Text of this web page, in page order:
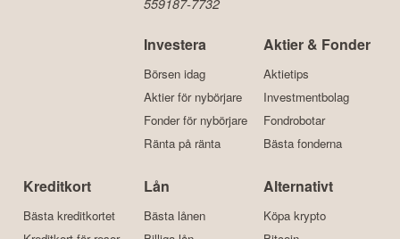
559187-7732
Investera
Börsen idag
Aktier för nybörjare
Fonder för nybörjare
Ränta på ränta
Aktier & Fonder
Aktietips
Investmentbolag
Fondrobotar
Bästa fonderna
Kreditkort
Bästa kreditkortet
Lån
Bästa lånen
Alternativt
Köpa krypto